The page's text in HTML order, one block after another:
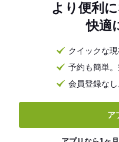
より便利
快適
クイックな
予約も簡単
会員登録な
ア